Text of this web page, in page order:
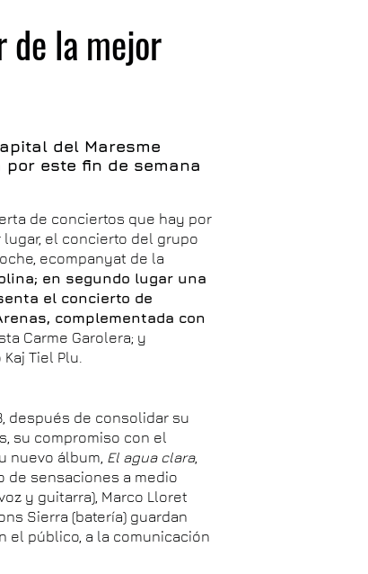
de la mejor
del Maresme
este fin de semana
de conciertos que hay por
el concierto del grupo
ecompanyat de la
en segundo lugar una
el concierto de
complementada con
Carme Garolera; y
Tiel Plu.
después de consolidar su
su compromiso con el
nuevo álbum, El agua clara,
de sensaciones a medio
y guitarra), Marco Lloret
Sierra (batería) guardan
el público, a la comunicación